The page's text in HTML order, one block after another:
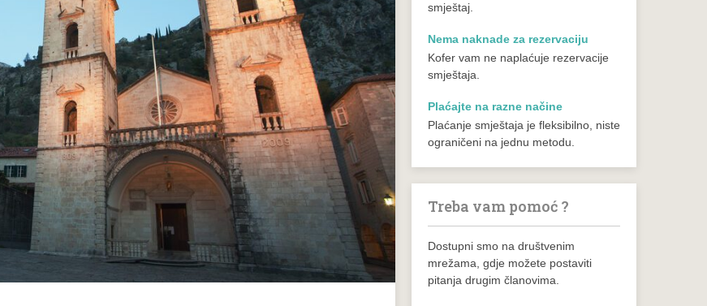
smještaj.
Nema naknade za rezervaciju
Kofer vam ne naplaćuje rezervacije
smještaja.
Plaćajte na razne načine
Plaćanje smještaja je fleksibilno, niste
ograničeni na jednu metodu.
Treba vam pomoć ?
Dostupni smo na društvenim
mrežama, gdje možete postaviti
pitanja drugim članovima.